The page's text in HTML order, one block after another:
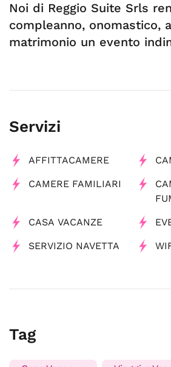
Noi di Reggio Suite Srls
compleanno, onomastico,
matrimonio un evento
Servizi
AFFITTACAMERE
CAMERE FAMILIARI
CASA VACANZE
SERVIZIO NAVETTA
Tag